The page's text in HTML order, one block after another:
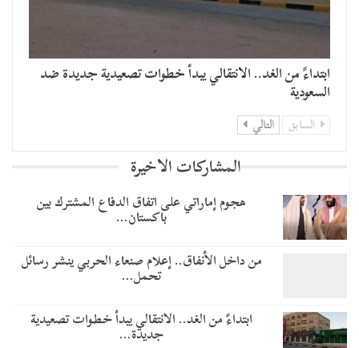
​ابتداءً من الغد.. الانتقالي يبدأ خطوات تصعيدية جديدة ضد
السعودية
السابق التالي
المشاركات الاخيرة
هجوم إماراتي على اتفاق الدفاع المشترك بين
باكستان…
من داخل الأنفاق.. إعلام صنعاء الحربي ينشر رسائل
تحمل…
​ابتداءً من الغد.. الانتقالي يبدأ خطوات تصعيدية
جديدة…